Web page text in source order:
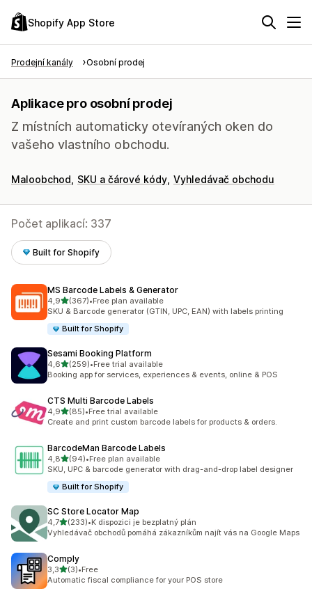
Shopify App Store
Prodejní kanály Osobní prodej
Aplikace pro osobní prodej
Z místních automaticky otevíraných oken do
vašeho vlastního obchodu.
Maloobchod SKU a čárové kódy Vyhledávač obchodu
Počet aplikací: 337
Built for Shopify
MS Barcode Labels & Generator
4,9z 5 hvězd
(367)
Celkový počet recenzí: 367
•Free plan available
SKU & Barcode generator (GTIN, UPC, EAN) with labels printing
Built for Shopify
Sesami Booking Platform
4,6z 5 hvězd
(259)
Celkový počet recenzí: 259
•Free trial available
Booking app for services, experiences & events, online & POS
CTS Multi Barcode Labels
4,9z 5 hvězd
(85)
Celkový počet recenzí: 85
•Free trial available
Create and print custom barcode labels for products & orders.
BarcodeMan Barcode Labels
4,8z 5 hvězd
(94)
Celkový počet recenzí: 94
•Free plan available
SKU, UPC & barcode generator with drag-and-drop label designer
Built for Shopify
SC Store Locator Map
4,7z 5 hvězd
(233)
Celkový počet recenzí: 233
•K dispozici je bezplatný plán
Vyhledávač obchodů pomáhá zákazníkům najít vás na Google Maps
Comply
3,3z 5 hvězd
(3)
Celkový počet recenzí: 3
•Free
Automatic fiscal compliance for your POS store